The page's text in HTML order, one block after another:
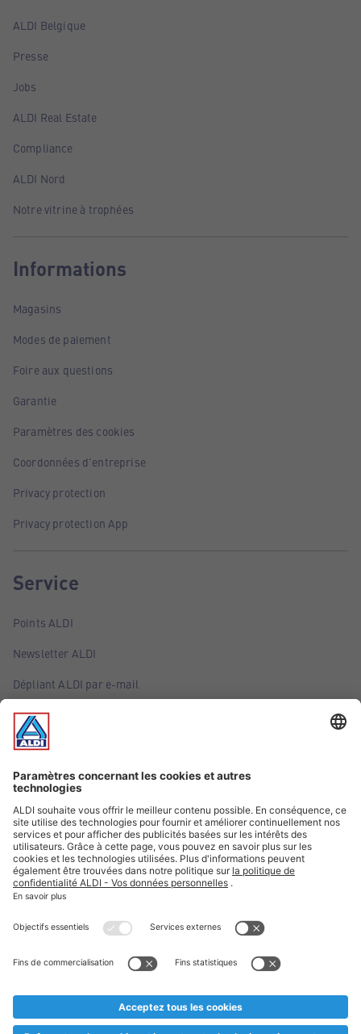
ALDI Belgique
Presse
Jobs
ALDI Real Estate
Compliance
ALDI Nord
Notre vitrine à trophées
Informations
Magasins
Modes de paiement
Foire aux questions
Garantie
Paramètres des cookies
Coordonnées d'entreprise
Privacy protection
Privacy protection App
Service
Points ALDI
Newsletter ALDI
Dépliant ALDI par e-mail
Offres
Infos essentielles
Suivez ALDI Belgique
Textes marqués d'un astérisque et mentions légales
* Nous vendons ces articles temporairement et jusqu'à
au cas où, malgré le planning bien étudié, nous serions
prématurément en rupture de stock. Prix Recupel et TVA incl.
** Sur ce site, l’utilisation de la forme masculine a été adoptée